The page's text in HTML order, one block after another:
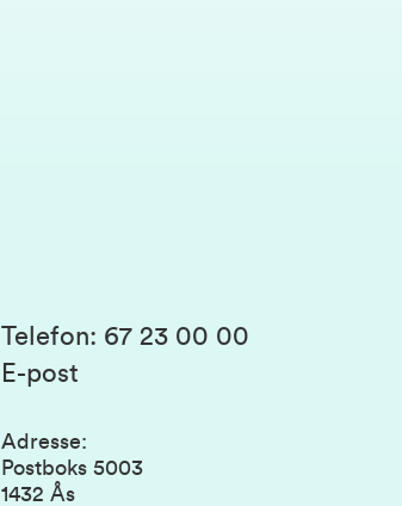
Telefon: 67 23 00 00
E-post
Adresse:
Postboks 5003
1432 Ås